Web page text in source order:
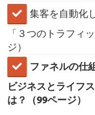
集客を自動化
「３つのトラフィ
ジ）
ファネルの仕
ビジネスとライフ
は？（99ページ）